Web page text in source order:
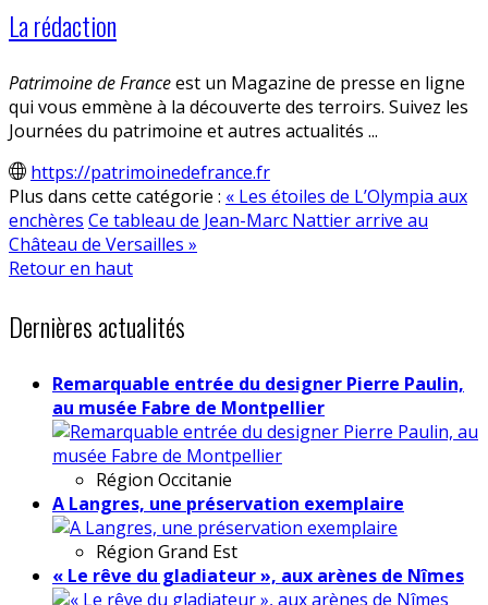
La rédaction
Patrimoine de Franceest un Magazine de presse en ligne
qui vous emmène à la découverte des terroirs. Suivez les
Journées du patrimoine et autres actualités ...
https://patrimoinedefrance.fr
Plus dans cette catégorie : « Les étoiles de L’Olympia aux
enchères Ce tableau de Jean-Marc Nattier arrive au
Château de Versailles »
Retour en haut
Dernières actualités
Remarquable entrée du designer Pierre Paulin,
au musée Fabre de Montpellier
Région Occitanie
A Langres, une préservation exemplaire
Région Grand Est
« Le rêve du gladiateur », aux arènes de Nîmes